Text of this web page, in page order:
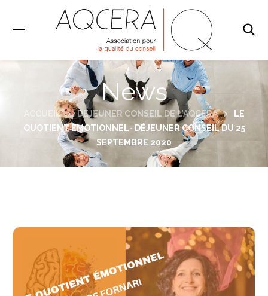
News
ACCUEIL DÉJEUNER CONSEIL DE L'AQCERA
LE
QUOTIENT EMOTIONNEL- DÉJEUNER CONSEIL DU 25
SEPTEMBRE 2020